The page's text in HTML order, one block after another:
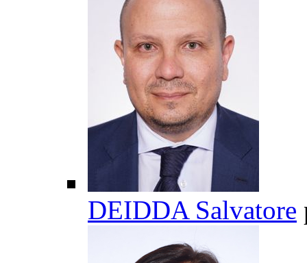
DEIDDA Salvatore